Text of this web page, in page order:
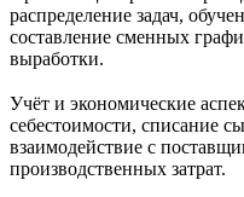
распределение задач,
составление сменных
выработки.
Учёт и экономические
себестоимости, списание
взаимодействие с
производственных затрат.